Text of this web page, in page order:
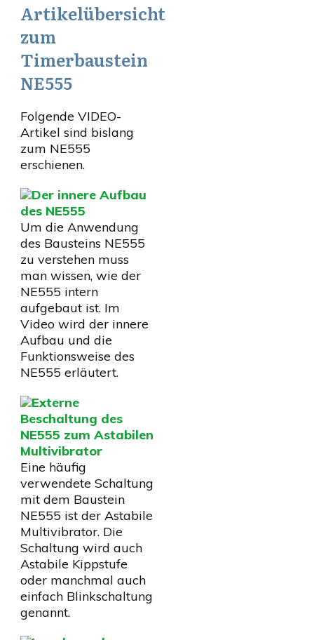
Artikelübersicht
zum
Timerbaustein
NE555
Folgende VIDEO-
Artikel sind bislang
zum NE555
erschienen.
Der innere Aufbau
des NE555
Um die Anwendung
des Bausteins NE555
zu verstehen muss
man wissen, wie der
NE555 intern
aufgebaut ist. Im
Video wird der innere
Aufbau und die
Funktionsweise des
NE555 erläutert.
Externe
Beschaltung des
NE555 zum Astabilen
Multivibrator
Eine häufig
verwendete Schaltung
mit dem Baustein
NE555 ist der Astabile
Multivibrator. Die
Schaltung wird auch
Astabile Kippstufe
oder manchmal auch
einfach Blinkschaltung
genannt.